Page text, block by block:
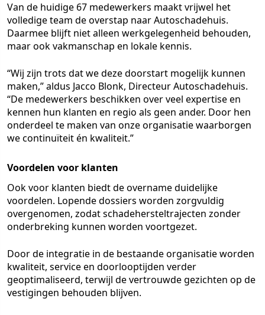
Van de huidige 67 medewerkers maakt vrijwel het
volledige team de overstap naar Autoschadehuis.
Daarmee blijft niet alleen werkgelegenheid behouden,
maar ook vakmanschap en lokale kennis.
“Wij zijn trots dat we deze doorstart mogelijk kunnen
maken,” aldus Jacco Blonk, Directeur Autoschadehuis.
“De medewerkers beschikken over veel expertise en
kennen hun klanten en regio als geen ander. Door hen
onderdeel te maken van onze organisatie waarborgen
we continuïteit én kwaliteit.”
Voordelen voor klanten
Ook voor klanten biedt de overname duidelijke
voordelen. Lopende dossiers worden zorgvuldig
overgenomen, zodat schadehersteltrajecten zonder
onderbreking kunnen worden voortgezet.
Door de integratie in de bestaande organisatie worden
kwaliteit, service en doorlooptijden verder
geoptimaliseerd, terwijl de vertrouwde gezichten op de
vestigingen behouden blijven.